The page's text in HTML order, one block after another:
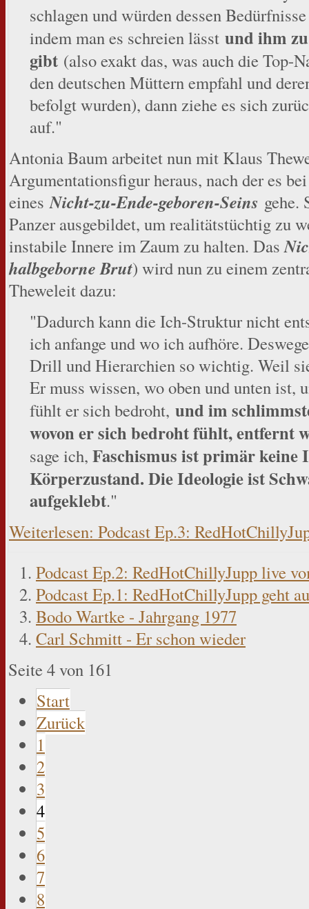
schlagen und würden dessen
indem man es schreien lässt und ihm
gibt (also exakt das, was auch die Top-
den deutschen Müttern empfahl und
befolgt wurden), dann ziehe es sich
auf."
Antonia Baum arbeitet nun mit Klaus
Argumentationsfigur heraus, nach der es
eines Nicht-zu-Ende-geboren-Seins gehe.
Panzer ausgebildet, um realitätstüchtig zu
instabile Innere im Zaum zu halten. Das
halbgeborne Brut) wird nun zu einem
Theweleit dazu:
"Dadurch kann die Ich-Struktur nicht
ich anfange und wo ich aufhöre.
Drill und Hierarchien so wichtig. Weil
Er muss wissen, wo oben und unten ist,
fühlt er sich bedroht, und im
wovon er sich bedroht fühlt, entfernt
sage ich, Faschismus ist primär keine
Körperzustand. Die Ideologie ist
aufgeklebt."
Weiterlesen: Podcast Ep.3:
Podcast Ep.2: RedHotChillyJupp live
Podcast Ep.1: RedHotChillyJupp geht
Bodo Wartke - Jahrgang 1977
Carl Schmitt - Er schon wieder
Seite 4 von 161
Start
Zurück
1
2
3
4
5
6
7
8